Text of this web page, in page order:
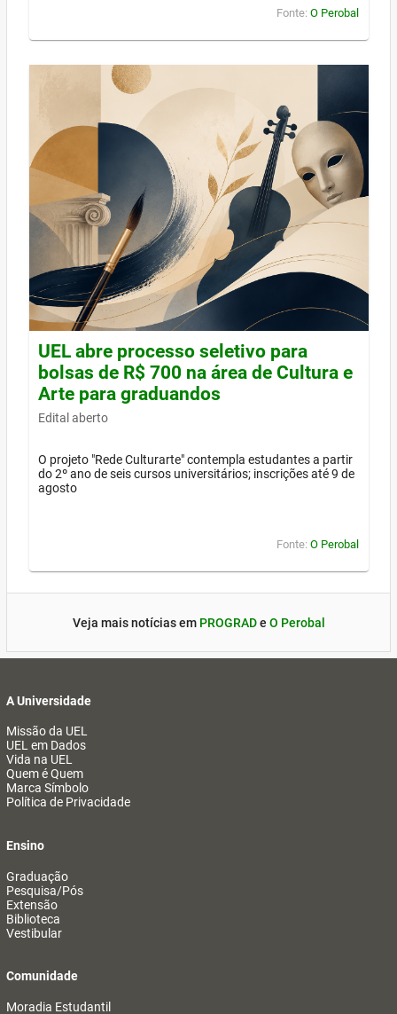
Fonte: O Perobal
UEL abre processo seletivo para
bolsas de R$ 700 na área de Cultura e
Arte para graduandos
Edital aberto
O projeto "Rede Culturarte" contempla estudantes a partir
do 2º ano de seis cursos universitários; inscrições até 9 de
agosto
Fonte: O Perobal
Veja mais notícias em PROGRADe O Perobal
A Universidade
Missão da UEL
UEL em Dados
Vida na UEL
Quem é Quem
Marca Símbolo
Política de Privacidade
Ensino
Graduação
Pesquisa/Pós
Extensão
Biblioteca
Vestibular
Comunidade
Moradia Estudantil